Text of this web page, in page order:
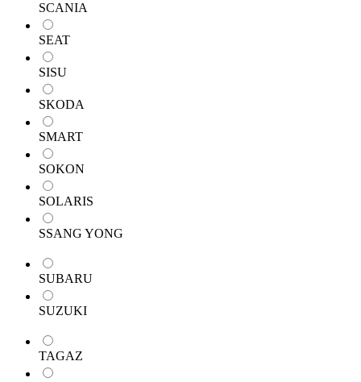
SCANIA
SEAT
SISU
SKODA
SMART
SOKON
SOLARIS
SSANG YONG
SUBARU
SUZUKI
TAGAZ